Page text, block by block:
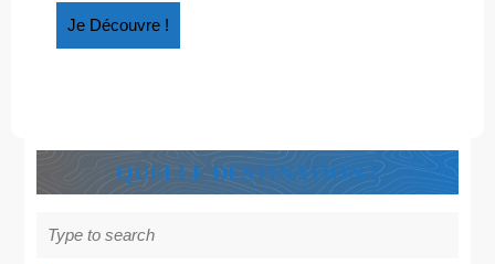
Je Découvre !
Découvre
QUELLE DESTINATION ?
for: